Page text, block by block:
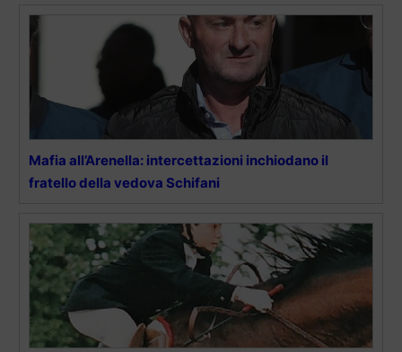
Mafia all’Arenella: intercettazioni inchiodano il
fratello della vedova Schifani